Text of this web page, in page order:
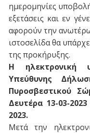
ημερομηνίες
εξετάσεις και εν
αφορούν την
ιστοσελίδα θα
της προκήρυξης.
Η ηλεκτρονική
Υπεύθυνης
Πυροσβεστικού
Δευτέρα 13-03-
2023.
Μετά την